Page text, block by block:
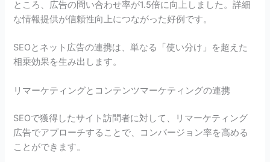
ところ、広告の問い合わせ率が1.5倍に向上しました。詳細
な情報提供が信頼性向上につながった好例です。
SEOとネット広告の連携は、単なる「使い分け」を超えた
相乗効果を生み出します。
リマーケティングとコンテンツマーケティングの連携
SEOで獲得したサイト訪問者に対して、リマーケティング
広告でアプローチすることで、コンバージョン率を高める
ことができます。